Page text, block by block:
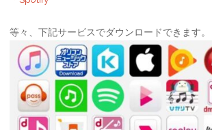
等々、下記サービスでダウンロードできます。